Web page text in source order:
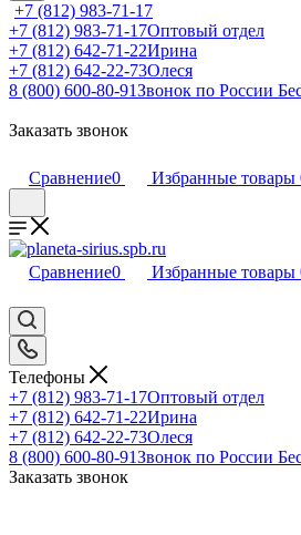
+7 (812) 983-71-17
+7 (812) 983-71-17Оптовый отдел
+7 (812) 642-71-22Ирина
+7 (812) 642-22-73Олеся
8 (800) 600-80-91Звонок по России
Заказать звонок
Сравнение0 Избранные товары
Сравнение0 Избранные товары
Телефоны
+7 (812) 983-71-17Оптовый отдел
+7 (812) 642-71-22Ирина
+7 (812) 642-22-73Олеся
8 (800) 600-80-91Звонок по России
Заказать звонок